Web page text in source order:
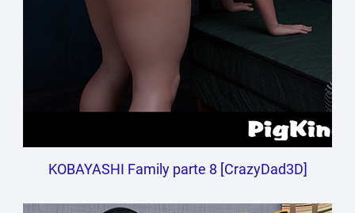
KOBAYASHI Family parte 8 [CrazyDad3D]